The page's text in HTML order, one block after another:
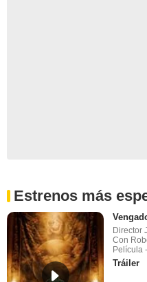
Estrenos más
Director
Con
Película
Tráiler